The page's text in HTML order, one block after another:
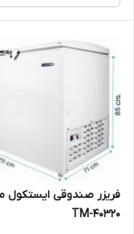
فریزر صندوقی ایستکول
TM-40320